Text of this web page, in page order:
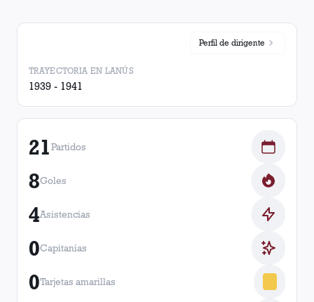
Perfil de dirigente
TRAYECTORIA EN LANÚS
1939 - 1941
21Partidos
8Goles
4Asistencias
0Capitanías
0Tarjetas amarillas